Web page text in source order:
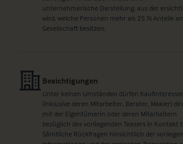
unternehmerische Darstellung, aus der
wird, welche Personen mehr als 25 % Anteile
Gesellschaft besitzen.
Besichtigungen
Unter keinen Umständen dürfen
(inklusive deren Mitarbeiter, Berater, Makler)
mit der Eigentümerin oder deren Mitarbeitern
bezüglich des vorliegenden Teasers in Kontakt
Sämtliche Rückfragen hinsichtlich der